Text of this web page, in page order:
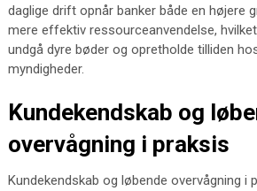
daglige drift opnår banker både en højere
mere effektiv ressourceanvendelse,
undgå dyre bøder og opretholde tilliden
myndigheder.
Kundekendskab og
overvågning i praksis
Kundekendskab og løbende overvågning i